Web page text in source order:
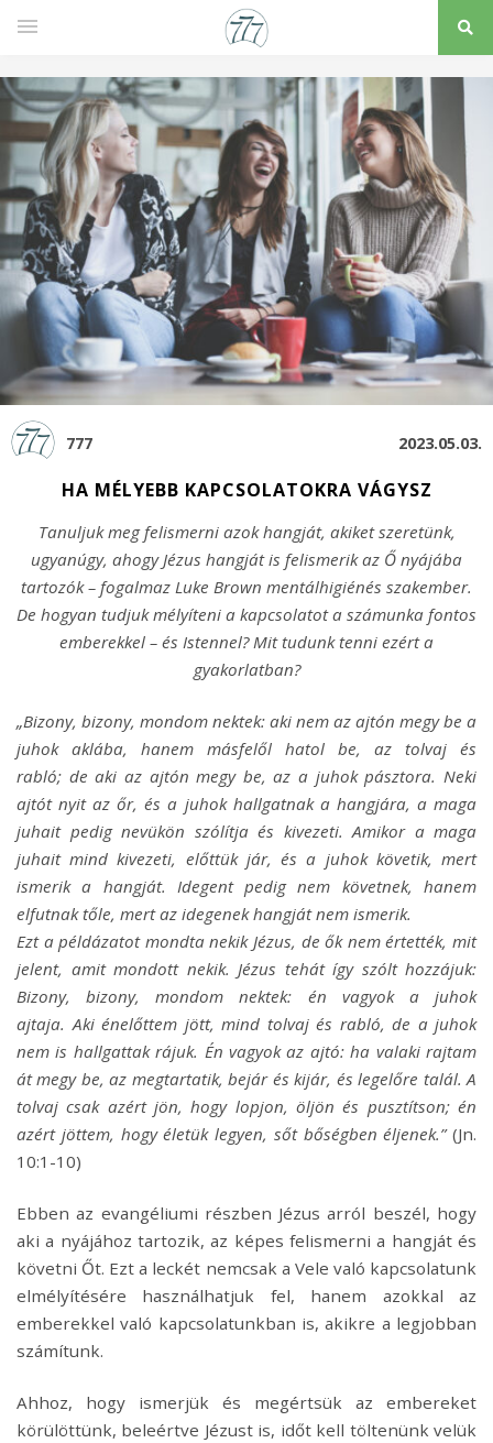
777 2023.05.03.
HA MÉLYEBB KAPCSOLATOKRA VÁGYSZ
Tanuljuk meg felismerni azok hangját, akiket szeretünk,
ugyanúgy, ahogy Jézus hangját is felismerik az Ő nyájába
tartozók – fogalmaz Luke Brown mentálhigiénés szakember.
De hogyan tudjuk mélyíteni a kapcsolatot a számunka fontos
emberekkel – és Istennel? Mit tudunk tenni ezért a
gyakorlatban?
„Bizony, bizony, mondom nektek: aki nem az ajtón megy be a
juhok aklába, hanem másfelől hatol be, az tolvaj és
rabló; de aki az ajtón megy be, az a juhok pásztora. Neki
ajtót nyit az őr, és a juhok hallgatnak a hangjára, a maga
juhait pedig nevükön szólítja és kivezeti. Amikor a maga
juhait mind kivezeti, előttük jár, és a juhok követik, mert
ismerik a hangját. Idegent pedig nem követnek, hanem
elfutnak tőle, mert az idegenek hangját nem ismerik.
Ezt a példázatot mondta nekik Jézus, de ők nem értették, mit
jelent, amit mondott nekik. Jézus tehát így szólt hozzájuk:
Bizony, bizony, mondom nektek: én vagyok a juhok
ajtaja. Aki énelőttem jött, mind tolvaj és rabló, de a juhok
nem is hallgattak rájuk. Én vagyok az ajtó: ha valaki rajtam
át megy be, az megtartatik, bejár és kijár, és legelőre talál. A
tolvaj csak azért jön, hogy lopjon, öljön és pusztítson; én
azért jöttem, hogy életük legyen, sőt bőségben éljenek.”(Jn.
10:1-10)
Ebben az evangéliumi részben Jézus arról beszél, hogy
aki a nyájához tartozik, az képes felismerni a hangját és
követni Őt. Ezt a leckét nemcsak a Vele való kapcsolatunk
elmélyítésére használhatjuk fel, hanem azokkal az
emberekkel való kapcsolatunkban is, akikre a legjobban
számítunk.
Ahhoz, hogy ismerjük és megértsük az embereket
körülöttünk, beleértve Jézust is, időt kell töltenünk velük